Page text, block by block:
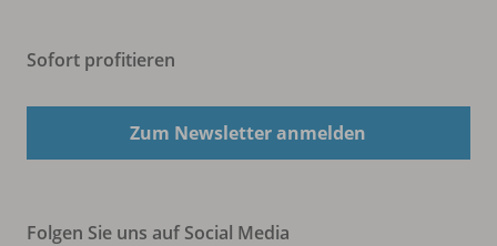
Sofort profitieren
Zum Newsletter anmelden
Folgen Sie uns auf Social Media